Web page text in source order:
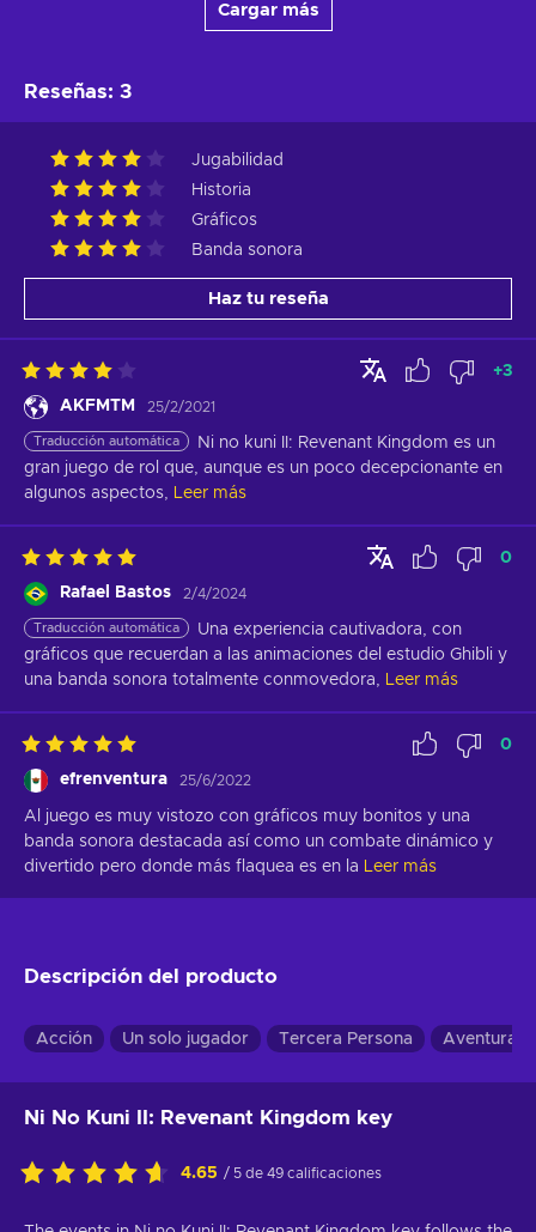
Cargar más
Reseñas: 3
Jugabilidad
Historia
Gráficos
Banda sonora
Haz tu reseña
AKFMTM 25/2/2021
+3
Traducción automática
Ni no kuni II: Revenant Kingdom es un
gran juego de rol que, aunque es un poco decepcionante en
algunos aspectos, Leer más
Rafael Bastos 2/4/2024
0
Traducción automática
Una experiencia cautivadora, con
gráficos que recuerdan a las animaciones del estudio Ghibli y
una banda sonora totalmente conmovedora, Leer más
efrenventura 25/6/2022
0
Al juego es muy vistozo con gráficos muy bonitos y una
banda sonora destacada así como un combate dinámico y
divertido pero donde más flaquea es en la Leer más
Descripción del producto
Acción Un solo jugador Tercera Persona Aventuras
Ni No Kuni II: Revenant Kingdom key
4.65 / 5 de 49 calificaciones